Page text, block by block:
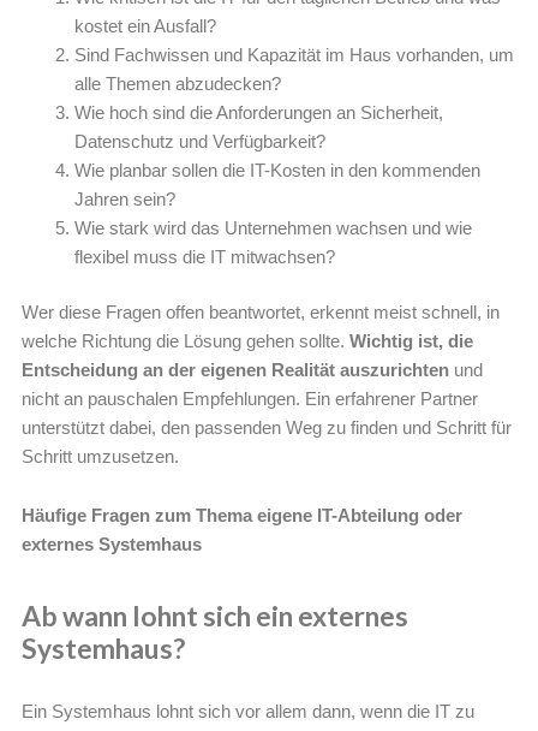
kostet ein Ausfall?
Sind Fachwissen und Kapazität im Haus vorhanden, um
alle Themen abzudecken?
Wie hoch sind die Anforderungen an Sicherheit,
Datenschutz und Verfügbarkeit?
Wie planbar sollen die IT-Kosten in den kommenden
Jahren sein?
Wie stark wird das Unternehmen wachsen und wie
flexibel muss die IT mitwachsen?
Wer diese Fragen offen beantwortet, erkennt meist schnell, in
welche Richtung die Lösung gehen sollte. Wichtig ist, die
Entscheidung an der eigenen Realität auszurichtenund
nicht an pauschalen Empfehlungen. Ein erfahrener Partner
unterstützt dabei, den passenden Weg zu finden und Schritt für
Schritt umzusetzen.
Häufige Fragen zum Thema eigene IT-Abteilung oder
externes Systemhaus
Ab wann lohnt sich ein externes
Systemhaus?
Ein Systemhaus lohnt sich vor allem dann, wenn die IT zu